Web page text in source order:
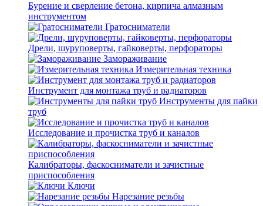
Бурение и сверление бетона, кирпича алмазным
инструментом
Гратосниматели
Дрели, шуруповерты, гайковерты, перфораторы
Замораживание
Измерительная техника
Инструмент для монтажа труб и радиаторов
Инструменты для пайки
труб
Исследование и прочистка труб и каналов
Калибраторы, фаскосниматели и зачистные
приспособления
Ключи
Нарезание резьбы